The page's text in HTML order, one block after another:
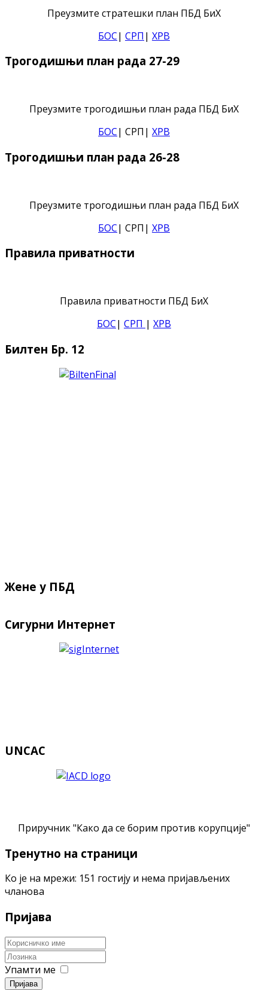
Преузмите стратешки план ПБД БиХ
БОС| СРП | ХРВ
Трогодишњи план рада 27-29
Преузмите трогодишњи план рада ПБД БиХ
БОС| СРП| ХРВ
Трогодишњи план рада 26-28
Преузмите трогодишњи план рада ПБД БиХ
БОС| СРП| ХРВ
Правила приватности
Правила приватности ПБД БиХ
БОС| СРП | ХРВ
Билтен Бр. 12
Жене у ПБД
Сигурни Интернет
UNCAC
Приручник "Како да се борим против корупције"
Тренутно на страници
Ко је на мрежи: 151 гостију и нема пријављених
чланова
Пријава
Упамти ме
Пријава